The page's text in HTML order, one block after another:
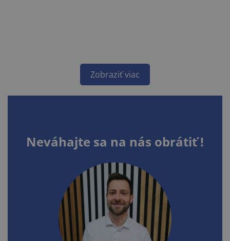
Zobraziť viac
Neváhajte sa na nás obrátiť !